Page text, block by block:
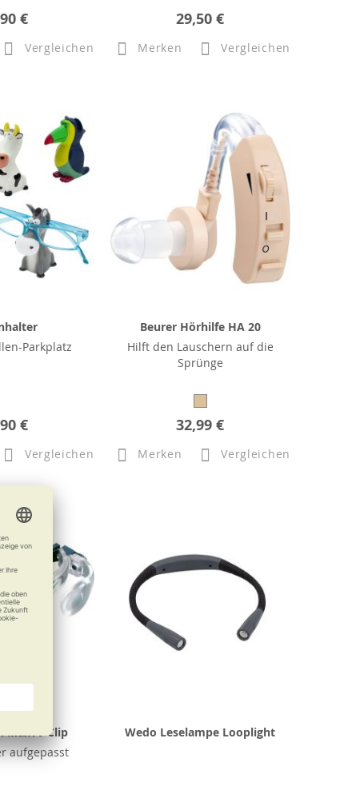
€
Vergleichen
29,50 €
Merken Vergleichen
Parkplatz
€
Vergleichen
Beurer Hörhilfe HA 20
Hilft den Lauschern auf die
Sprünge
32,99 €
Merken Vergleichen
MaxTV Clip
aufgepasst
Wedo Leselampe Looplight